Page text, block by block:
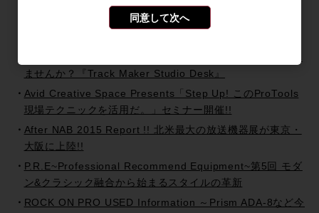
JPPA / iZotope RXハンズオン・セミナー2017年も開催で
ませんか？『Track Maker Studio Desk』
Avid Creative Space Presents「Step Up! このProTools
現場テクニックを活用だ。」セミナー開催!!
After NAB 2015 Report !! 北米最大の放送機器展が東京・
大阪に上陸!!
P.R.E~Professional Recommend Equipment~第5回 モダ
ン&クラシック融合から始まるスタイルの革新
ROCK ON PRO USED Information ～Prism ADA-8など今
同意して次へ